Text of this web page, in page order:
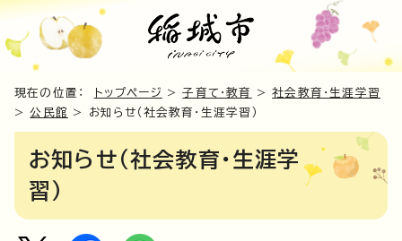
現在の位置： トップページ >子育て・教育 >社会教育・生涯学習
>公民館 > お知らせ（社会教育・生涯学習）
お知らせ（社会教育・生涯学
習）